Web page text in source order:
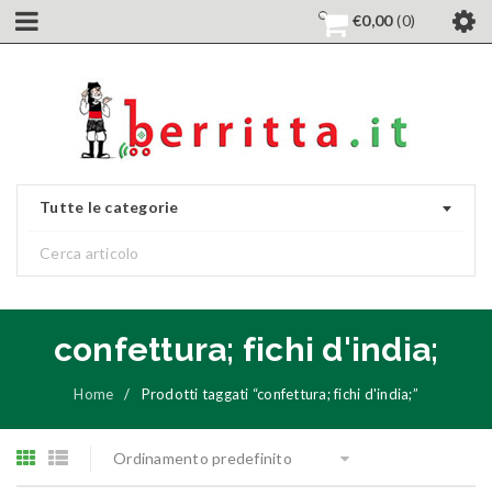
€0,00 0
Tutte le categorie
confettura; fichi d'india;
Home / Prodotti taggati “confettura; fichi d'india;”
Ordinamento predefinito